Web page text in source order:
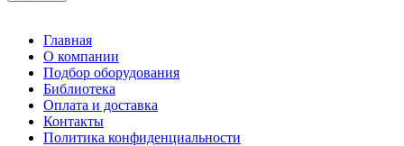
Главная
О компании
Подбор оборудования
Библиотека
Оплата и доставка
Контакты
Политика конфиденциальности